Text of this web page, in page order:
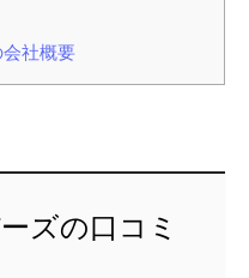
社概要
ズの口コミ